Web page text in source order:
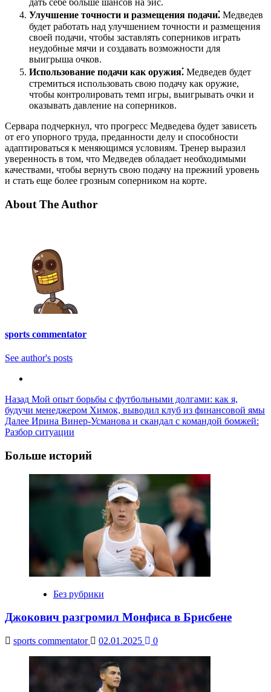
дать себе больше шансов на эйс.
Улучшение точности и размещения подачи⁚ Медведев
будет работать над улучшением точности и размещения
своей подачи, чтобы заставлять соперников играть
неудобные мячи и создавать возможности для
выигрыша очков.
Использование подачи как оружия⁚ Медведев будет
стремиться использовать свою подачу как оружие,
чтобы контролировать темп игры, выигрывать очки и
оказывать давление на соперников.
Сервара подчеркнул, что прогресс Медведева будет зависеть
от его упорного труда, преданности делу и способности
адаптироваться к меняющимся условиям. Тренер выразил
уверенность в том, что Медведев обладает необходимыми
качествами, чтобы вернуть свою подачу на прежний уровень
и стать еще более грозным соперником на корте.
About The Author
sports commentator
See author's posts
Post
Navigation
Назад Мой опыт борьбы с футбольными долгами: как я,
будучи менеджером Химок, выводил клуб из финансовой ямы
Далее Ирина Винер-Усманова и скандал с командой бомжей:
Разбор ситуации
Больше историй
Без рубрики
Джокович разгромил Монфиса в Брисбене
sports commentator 02.01.2025 0